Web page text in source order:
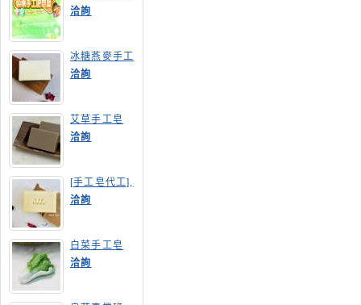
手工皂師資培
訓班
洽詢
冰糖燕麥手工
皂
洽詢
艾草手工皂
洽詢
[手工皂代工],
膠原蛋白手工
皂
洽詢
白菜手工皂
洽詢